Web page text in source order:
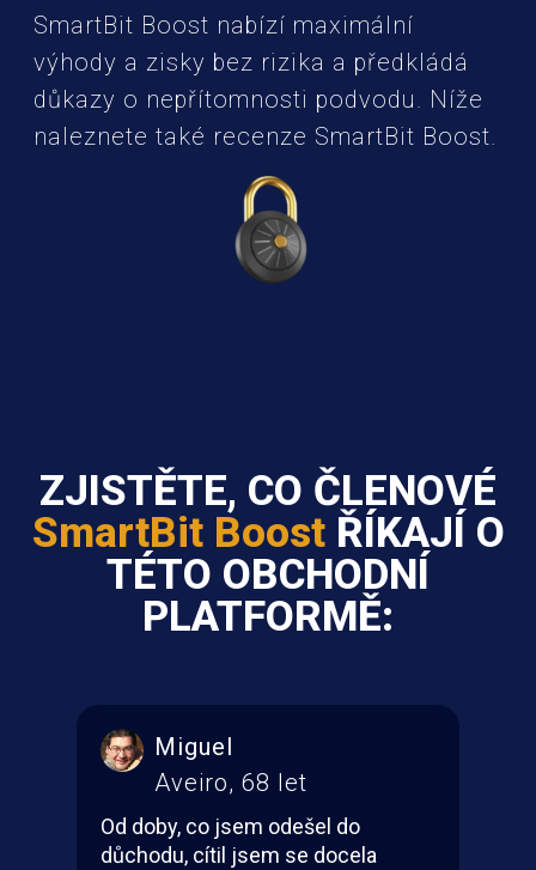
SmartBit Boost nabízí maximální
výhody a zisky bez rizika a předkládá
důkazy o nepřítomnosti podvodu. Níže
naleznete také recenze SmartBit Boost.
ZJISTĚTE, CO ČLENOVÉ
SmartBit Boost ŘÍKAJÍ O
TÉTO OBCHODNÍ
PLATFORMĚ:
Beatriz
Braga, 20 let
Poslední roky byly pro mě opravdu
těžké. Snažit se zvládat několik